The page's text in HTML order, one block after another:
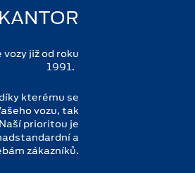
již od roku
1991.
kterému se
vozu, tak
prioritou je
a
zákazníků.